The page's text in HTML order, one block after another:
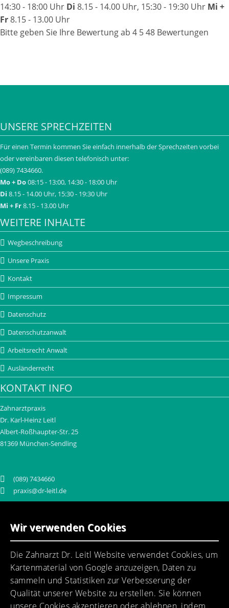
Wir verwenden Cookies
Die Zahnarzt Dr. Leitl Website verwendet Cookies, um
Kartenmaterial von Google anzuzeigen, Daten zu
sammeln und Statistiken zur Verbesserung der
Qualität unserer Website zu erstellen. Sie können
14:30 - 18:00 Uhr Di 8.15 - 14.00 Uhr, 15:30 - 19:30 Uhr Mi +
Fr8.15 - 13.00 Uhr
Bitte geben Sie Ihre Bewertung ab 4 548 Bewertungen
UNSERE SPRECHZEITEN
Für einen Termin kommen Sie einfach innerhalb der Sprechzeiten vorbei
oder vereinbaren diesen telefonisch unter:
(089) 7434660.
Mo + Do08:15 - 13:00, 14:30 - 18:00 Uhr
Di 8.15 - 14.00 Uhr, 15:30 - 19:30 Uhr
Mi + Fr8.15 - 13.00 Uhr
WEITERE INHALTE
Wegbeschreibung
Unsere Praxis
Kontakt
Impressum
Datenschutz
Datenschutzanwalt
Arbeitsrecht Anwalt
Ausländerrecht
KONTAKT INFO
Zahnarztpraxis
Dr. Karl-Heinz Leitl
Albert-Roßhaupter-Str. 25
81369 München-Sendling
(089) 7434660
praxis@dr-leitl.de
Ein motiviertes Praxisteam erwartet Sie.